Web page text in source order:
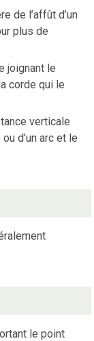
de l’affût d’un
plus de
joignant le
corde qui le
verticale
d’un arc et le
le point